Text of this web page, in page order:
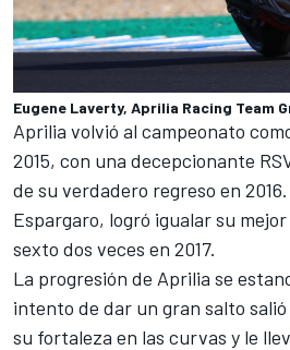
Eugene Laverty, Aprilia Racing Team
Aprilia volvió al campeonato
2015, con una decepcionante
de su verdadero regreso en
Espargaro, logró igualar su
sexto dos veces en 2017.
La progresión de Aprilia se
intento de dar un gran salto
su fortaleza en las curvas y le